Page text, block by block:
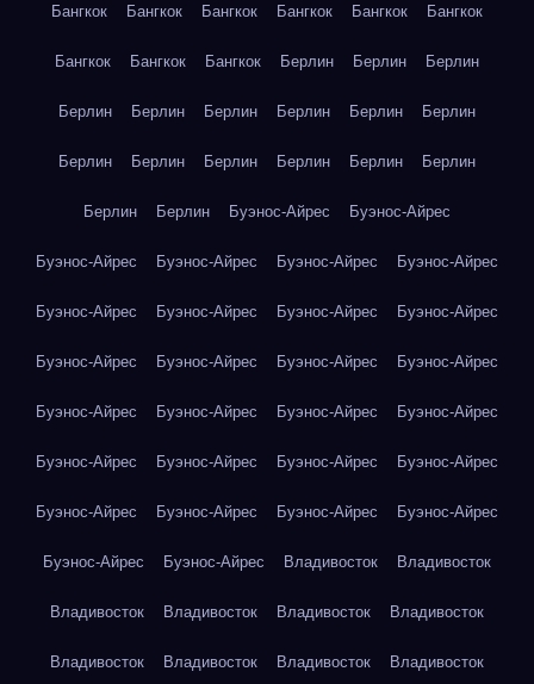
Бангкок Бангкок Бангкок Бангкок Бангкок Бангкок
Бангкок Бангкок Бангкок Берлин Берлин Берлин
Берлин Берлин Берлин Берлин Берлин Берлин
Берлин Берлин Берлин Берлин Берлин Берлин
Берлин Берлин Буэнос-Айрес Буэнос-Айрес
Буэнос-Айрес Буэнос-Айрес Буэнос-Айрес Буэнос-Айрес
Буэнос-Айрес Буэнос-Айрес Буэнос-Айрес Буэнос-Айрес
Буэнос-Айрес Буэнос-Айрес Буэнос-Айрес Буэнос-Айрес
Буэнос-Айрес Буэнос-Айрес Буэнос-Айрес Буэнос-Айрес
Буэнос-Айрес Буэнос-Айрес Буэнос-Айрес Буэнос-Айрес
Буэнос-Айрес Буэнос-Айрес Буэнос-Айрес Буэнос-Айрес
Буэнос-Айрес Буэнос-Айрес Владивосток Владивосток
Владивосток Владивосток Владивосток Владивосток
Владивосток Владивосток Владивосток Владивосток